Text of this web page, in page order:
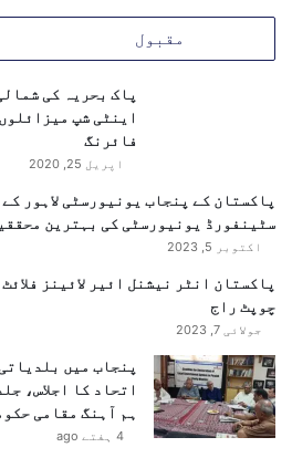
مقبول
پاک بحریہ کی
اینٹی شپ
فائرنگ
اپریل 25, 2020
پاکستان کے پنجاب یونیورسٹی لاہور
سٹینفورڈ یونیورسٹی کی بہترین
اکتوبر 5, 2023
پاکستان انٹر نیشنل ائیر لائینز
چوپٹ راج
جولائی 7, 2023
پنجاب میں
اتحاد کا اجلاس،
ہم آہنگ مقامی
4 ہفتے ago